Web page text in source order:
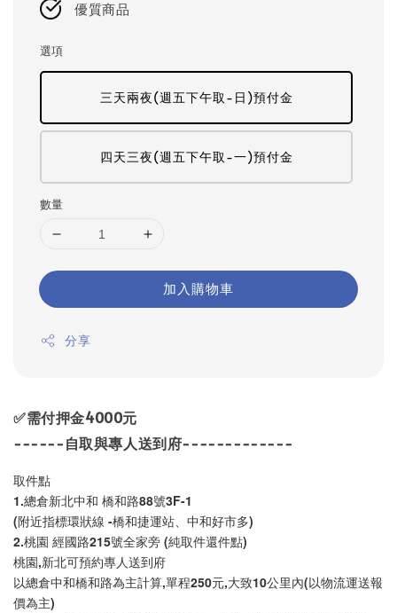
優質商品
選項
三天兩夜(週五下午取-日)預付金
四天三夜(週五下午取-一)預付金
數量
加入購物車
分享
✅需付押金4000元
------自取與專人送到府-------------
取件點
1.總倉新北中和 橋和路88號3F-1
(附近指標環狀線 -橋和捷運站、中和好市多)
2.桃園 經國路215號全家旁 (純取件還件點)
桃園,新北可預約專人送到府
以總倉中和橋和路為主計算,單程250元,大致10公里內(以物流運送報
價為主)